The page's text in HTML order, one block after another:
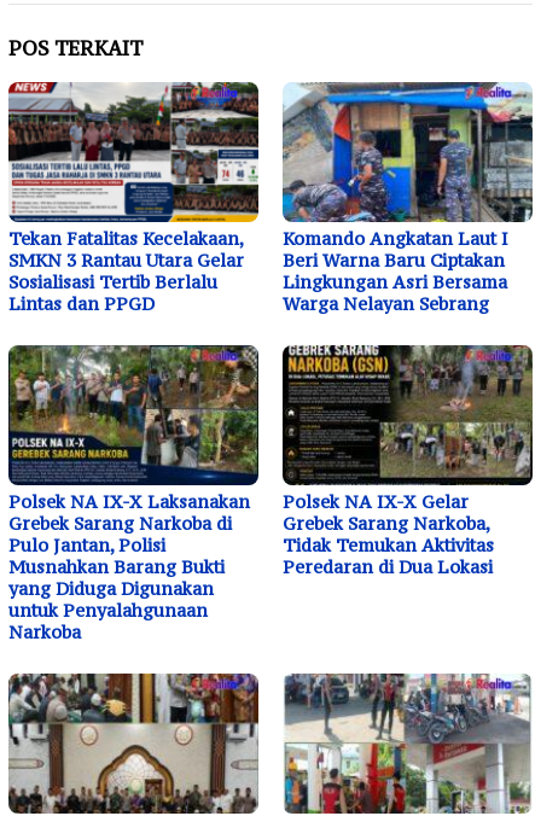
POS TERKAIT
Tekan Fatalitas Kecelakaan,
SMKN 3 Rantau Utara Gelar
Sosialisasi Tertib Berlalu
Lintas dan PPGD
Komando Angkatan Laut I
Beri Warna Baru Ciptakan
Lingkungan Asri Bersama
Warga Nelayan Sebrang
Polsek NA IX-X Laksanakan
Grebek Sarang Narkoba di
Pulo Jantan, Polisi
Musnahkan Barang Bukti
yang Diduga Digunakan
untuk Penyalahgunaan
Narkoba
Polsek NA IX-X Gelar
Grebek Sarang Narkoba,
Tidak Temukan Aktivitas
Peredaran di Dua Lokasi